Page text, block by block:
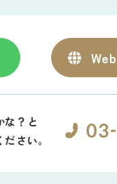
Web
な？と
さい。